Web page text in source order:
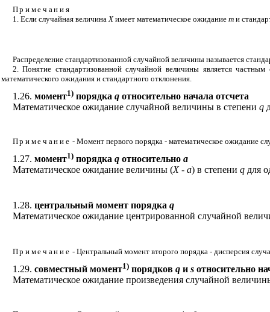
Примечания
1. Если случайная величина Xимеет математическое ожидание mи
Распределение стандартизованной случайной величины называется
2. Понятие стандартизованной случайной величины является
математического ожидания и стандартного отклонения.
1.26. момент1)порядка qотносительно начала отсчета
Математическое ожидание случайной величины в степени q
Примечание - Момент первого порядка - математическое ожидание
1.27. момент1)порядка qотносительно а
Математическое ожидание величины (X- а) в степени qдля
1.28. центральный момент порядка q
Математическое ожидание центрированной случайной
Примечание - Центральный момент второго порядка - дисперсия
1.29. совместный момент1)порядков qи sотносительно
Математическое ожидание произведения случайной